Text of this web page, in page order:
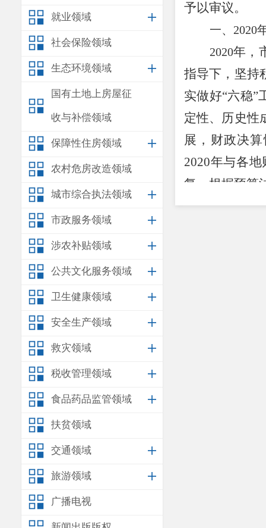
就业领域
社会保险领域
生态环境领域
国有土地上房屋征
收与补偿领域
保障性住房领域
农村危房改造领域
城市综合执法领域
市政服务领域
涉农补贴领域
公共文化服务领域
卫生健康领域
安全生产领域
救灾领域
税收管理领域
食品药品监管领域
扶贫领域
交通领域
旅游领域
广播电视
予以审议。
一、2020
2020年，
指导下，坚持
实做好“六稳”
定性、历史性
展，财政决
2020年与各地
复，根据预算
（一）地